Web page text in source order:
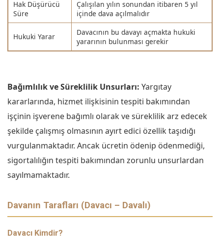
Hak Düşürücü
Süre
Çalışılan yılın sonundan itibaren 5 yıl
içinde dava açılmalıdır
Hukuki Yarar
Davacının bu davayı açmakta hukuki
yararının bulunması gerekir
Bağımlılık ve Süreklilik Unsurları: Yargıtay
kararlarında, hizmet ilişkisinin tespiti bakımından
işçinin işverene bağımlı olarak ve süreklilik arz edecek
şekilde çalışmış olmasının ayırt edici özellik taşıdığı
vurgulanmaktadır. Ancak ücretin ödenip ödenmediği,
sigortalılığın tespiti bakımından zorunlu unsurlardan
sayılmamaktadır.
Davanın Tarafları (Davacı – Davalı)
Davacı Kimdir?